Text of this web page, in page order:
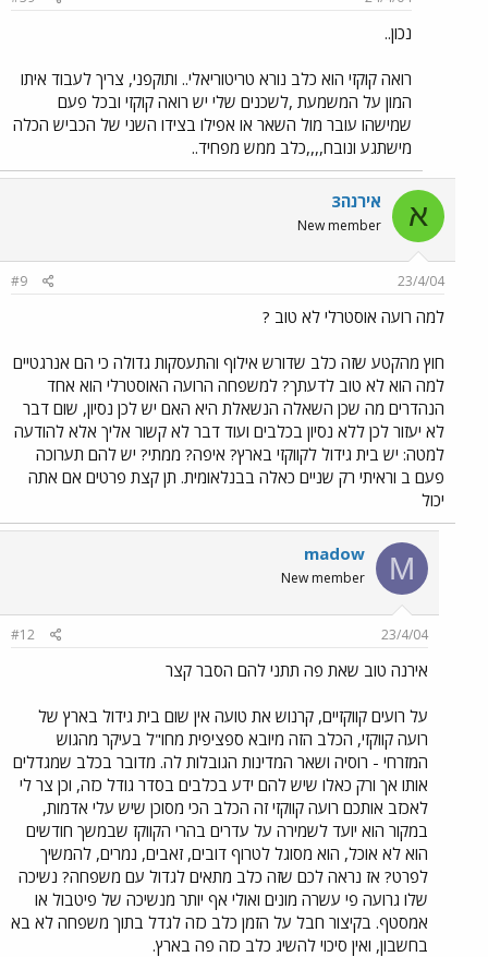
נכון..
רואה קוקזי הוא כלב נורא טריטוריאלי.. ותוקפני, צריך לעבוד איתו
המון על המשמעת ,לשכנים שלי יש רואה קוקזי ובכל פעם
שמישהו עובר מול השאר או אפילו בצידו השני של הכביש הכלה
מישתגע ונובח,,,,כלב ממש מפחיד..
א אירנה3
New member
23/4/04
#9
למה רועה אוסטרלי לא טוב ?
חוץ מהקטע שזה כלב שדורש אילוף והתעסקות גדולה כי הם אנרגטיים
למה הוא לא טוב לדעתך? למשפחה הרועה האוסטרלי הוא אחד
הנהדרים מה שכן השאלה הנשאלת היא האם יש לכן נסיון, שום דבר
לא יעזור לכן ללא נסיון בכלבים ועוד דבר לא קשור אליך אלא להודעה
למטה: יש בית גידול לקווקזי בארץ? איפה? ממתי? יש להם תערוכה
פעם ב וראיתי רק שניים כאלה בבנלאומית. תן קצת פרטים אם אתה
יכול
M
madow
New member
23/4/04
#12
אירנה טוב שאת פה תתני להם הסבר קצר
על רועים קווקזיים, קרנוש את טועה אין שום בית גידול בארץ של
רועה קווקזי, הכלב הזה מיובא ספציפית מחו"ל בעיקר מהגוש
המזרחי - רוסיה ושאר המדינות הגובלות לה. מדובר בכלב שמגדלים
אותו אך ורק כאלו שיש להם ידע בכלבים בסדר גודל כזה, וכן צר לי
לאכזב אותכם רועה קווקזי זה הכלב הכי מסוכן שיש עלי אדמות,
במקור הוא יועד לשמירה על עדרים בהרי הקווקז שבמשך חודשים
הוא לא אוכל, הוא מסוגל לטרוף דובים, זאבים, נמרים, להמשיך
לפרט? אז נראה לכם שזה כלב מתאים לגדול עם משפחה? נשיכה
שלו גרועה פי עשרה מונים ואולי אף יותר מנשיכה של פיטבול או
אמסטף. בקיצור חבל על הזמן כלב כזה לגדל בתוך משפחה לא בא
בחשבון, ואין סיכוי להשיג כלב כזה פה בארץ.